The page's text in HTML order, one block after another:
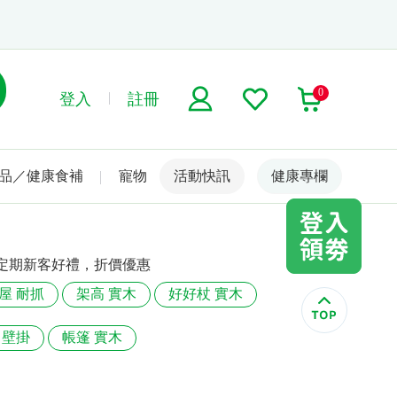
登入 註冊 0
／健康食補 寵物 名人嚴選
活動快訊 健康專欄
期新客好禮，折價優惠
耐抓
架高 實木 好好杖 實木
掛 帳篷 實木